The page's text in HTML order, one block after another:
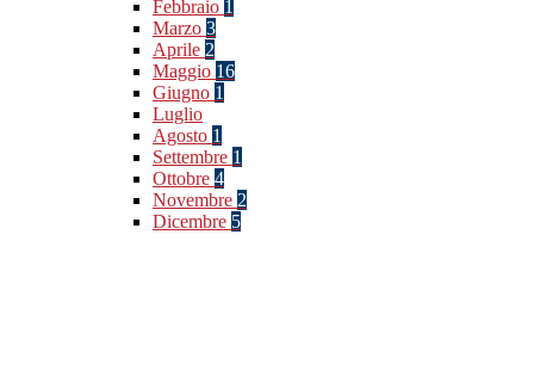
Febbraio 1
Marzo 3
Aprile 2
Maggio 16
Giugno 1
Luglio
Agosto 1
Settembre 1
Ottobre 4
Novembre 2
Dicembre 5